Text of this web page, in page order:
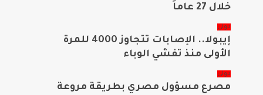
خلال 27 عاماً
دولي
إيبولا.. الإصابات تتجاوز 4000 للمرة
الأولى منذ تفشي الوباء
دولي
مصرع مسؤول مصري بطريقة مروعة